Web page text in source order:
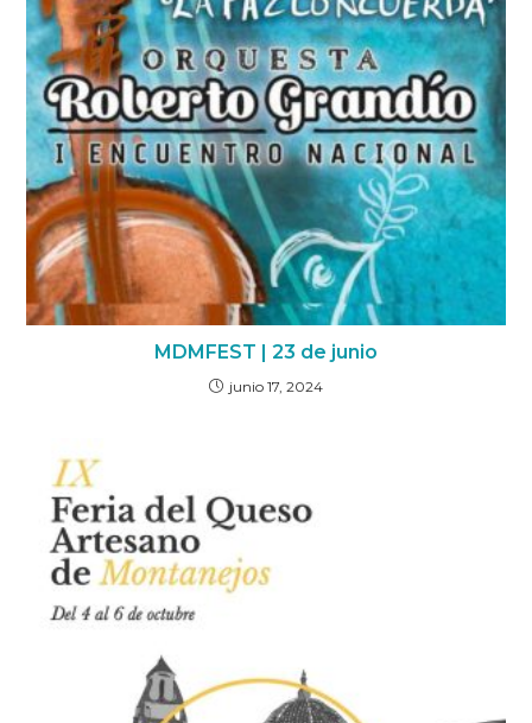
MDMFEST | 23 de junio
junio 17, 2024